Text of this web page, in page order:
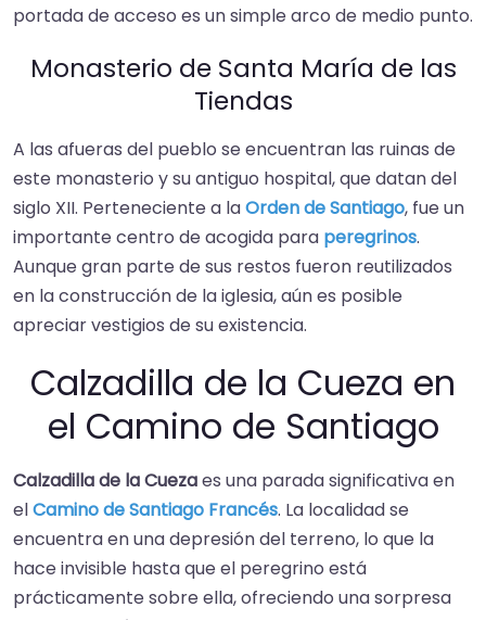
portada de acceso es un simple arco de medio punto.
Monasterio de Santa María de las
Tiendas
A las afueras del pueblo se encuentran las ruinas de
este monasterio y su antiguo hospital, que datan del
siglo XII. Perteneciente a laOrden de Santiago, fue un
importante centro de acogida para peregrinos.
Aunque gran parte de sus restos fueron reutilizados
en la construcción de la iglesia, aún es posible
apreciar vestigios de su existencia.
Calzadilla de la Cueza en
el Camino de Santiago
Calzadilla de la Cuezaes una parada significativa en
elCamino de Santiago Francés. La localidad se
encuentra en una depresión del terreno, lo que la
hace invisible hasta que el peregrino está
prácticamente sobre ella, ofreciendo una sorpresa